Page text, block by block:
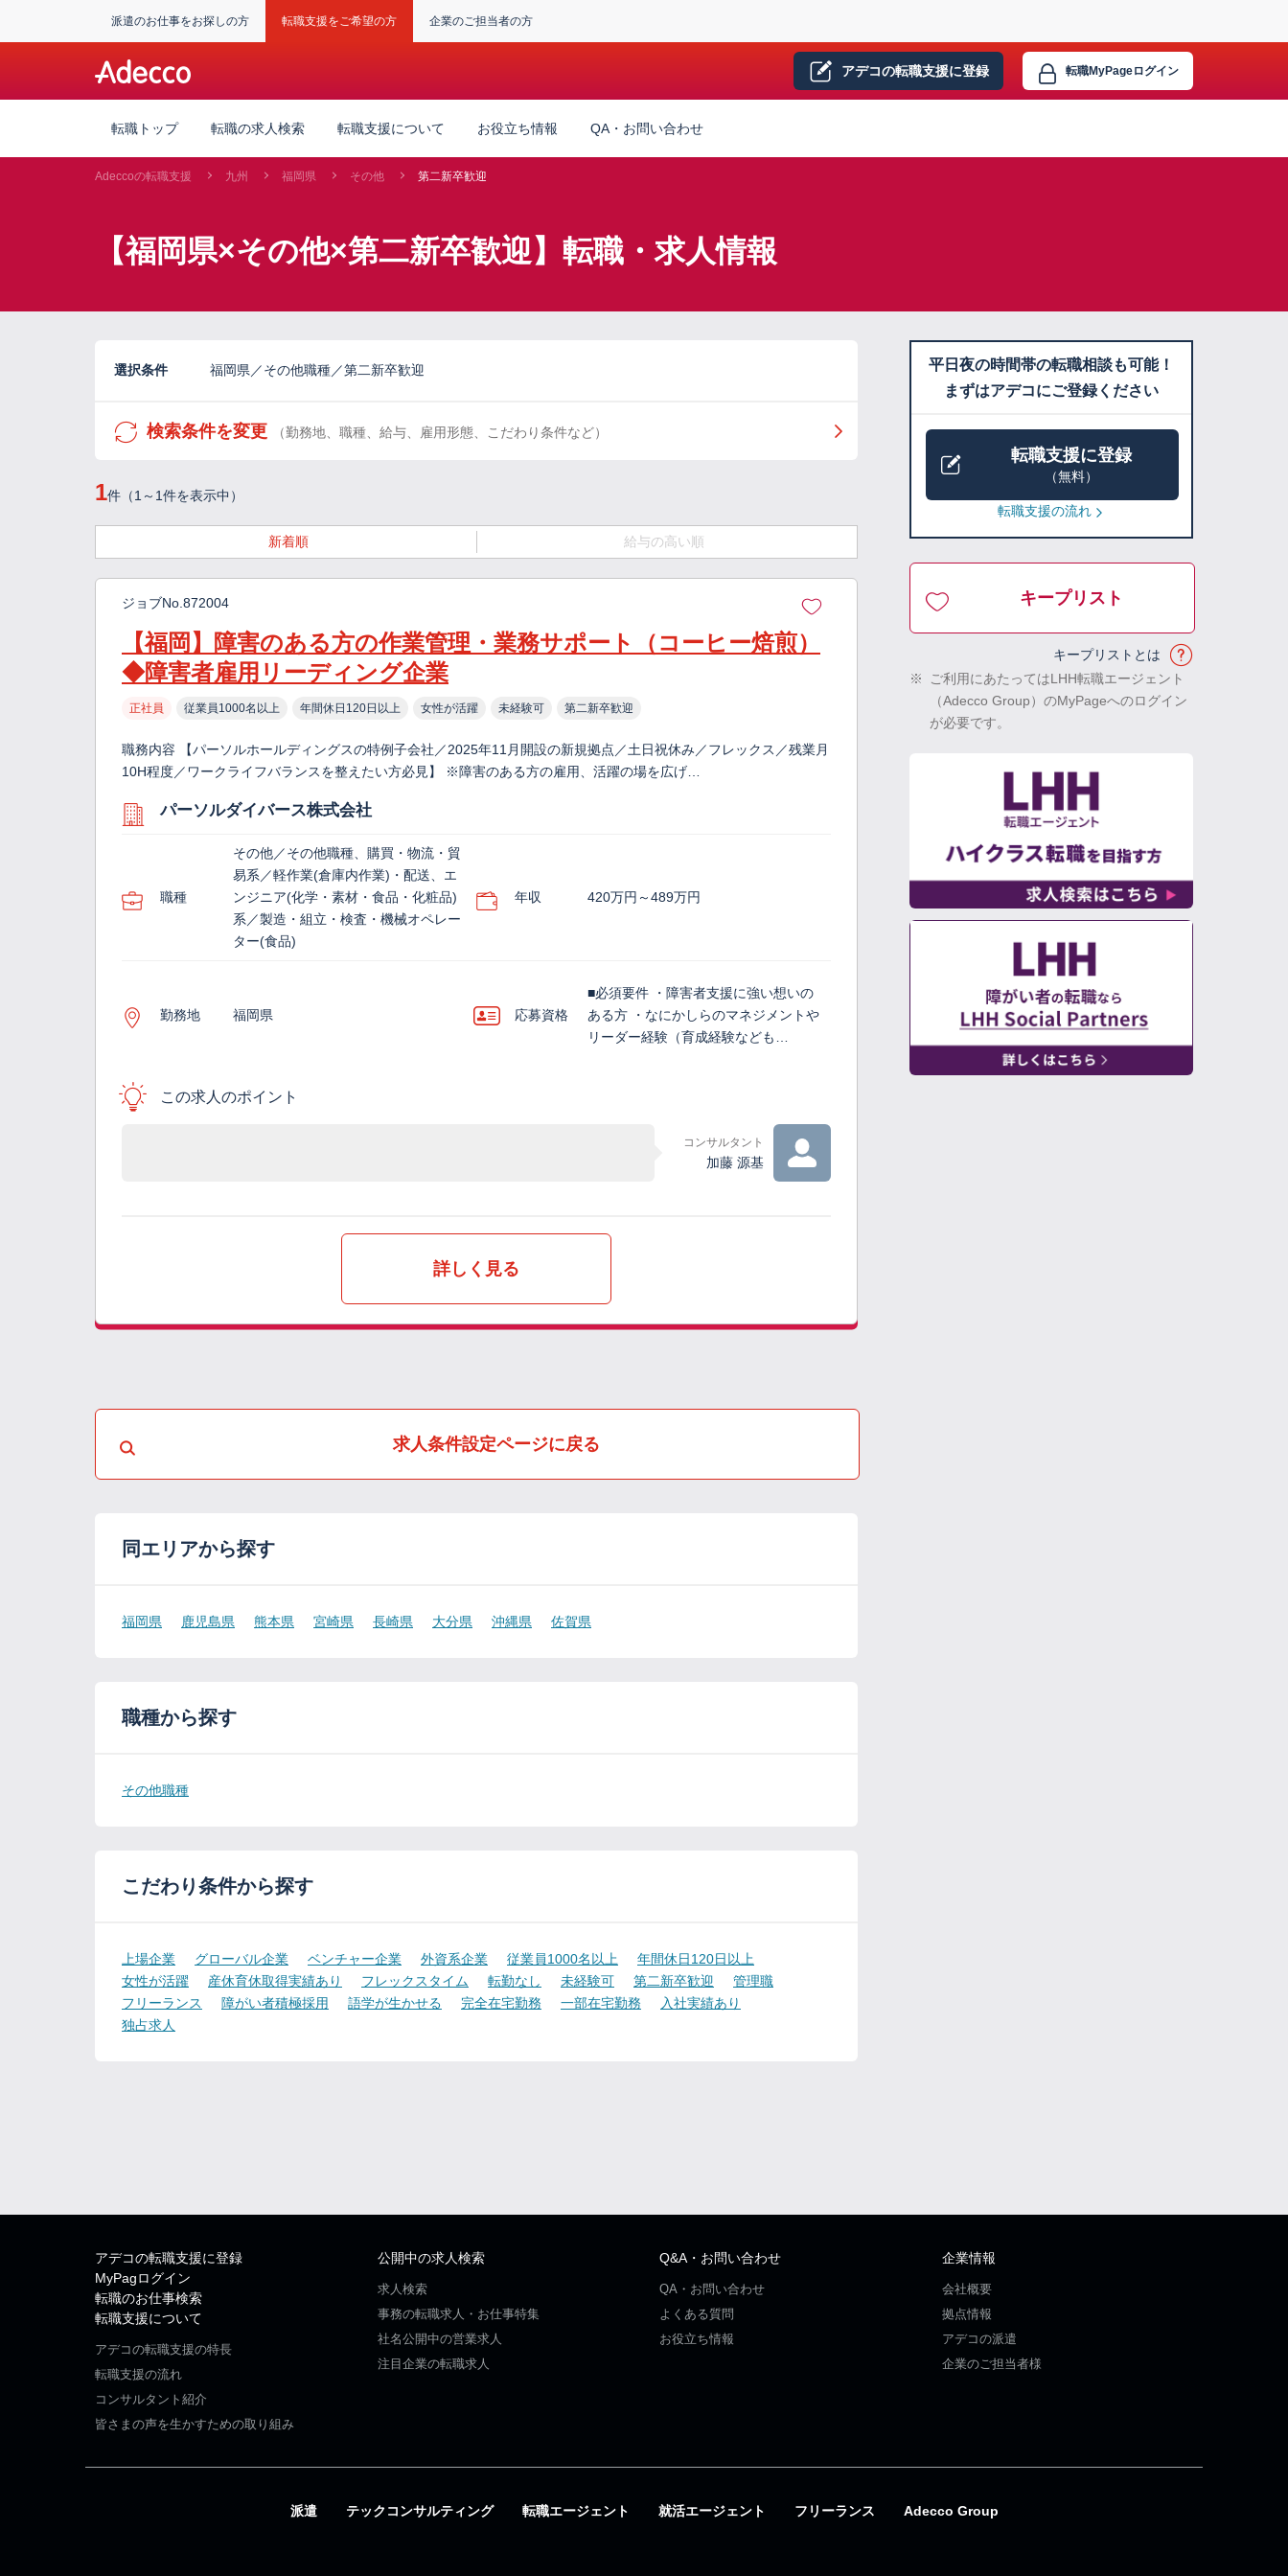
派遣のお仕事をお探しの方 転職支援をご希望の方 企業のご担当者の方
アデコの転職支援に登録 転職MyPageログイン
転職トップ 転職の求人検索 転職支援について お役立ち情報 QA・お問い合わせ
Adeccoの転職支援 九州 福岡県 その他 第二新卒歓迎
【福岡県×その他×第二新卒歓迎】転職・求人情報
選択条件 福岡県／その他職種／第二新卒歓迎
検索条件を変更 （勤務地、職種、給与、雇用形態、こだわり条件など）
1件（1～1件を表示中）
新着順 給与の高い順
ジョブNo.872004
【福岡】障害のある方の作業管理・業務サポート（コーヒー焙煎）
◆障害者雇用リーディング企業
正社員 従業員1000名以上 年間休日120日以上 女性が活躍 未経験可 第二新卒歓迎
職務内容 【パーソルホールディングスの特例子会社／2025年11月開設の新規拠点／土日祝休み／フレックス／残業月
10H程度／ワークライフバランスを整えたい方必見】 ※障害のある方の雇用、活躍の場を広げ…
パーソルダイバース株式会社
職種
その他／その他職種、購買・物流・貿
易系／軽作業(倉庫内作業)・配送、エ
ンジニア(化学・素材・食品・化粧品)
系／製造・組立・検査・機械オペレー
ター(食品)
年収 420万円～489万円
勤務地 福岡県 応募資格
■必須要件 ・障害者支援に強い想いの
ある方 ・なにかしらのマネジメントや
リーダー経験（育成経験なども…
この求人のポイント
コンサルタント
加藤 源基
詳しく見る
求人条件設定ページに戻る
同エリアから探す
福岡県 鹿児島県 熊本県 宮崎県 長崎県 大分県 沖縄県 佐賀県
職種から探す
その他職種
こだわり条件から探す
上場企業 グローバル企業 ベンチャー企業 外資系企業 従業員1000名以上
年間休日120日以上
女性が活躍
産休育休取得実績あり フレックスタイム 転勤なし 未経験可 第二新卒歓迎
管理職
フリーランス
障がい者積極採用 語学が生かせる 完全在宅勤務 一部在宅勤務
入社実績あり
独占求人
平日夜の時間帯の転職相談も可能！
まずはアデコにご登録ください
転職支援に登録
（無料）
転職支援の流れ
キープリスト
キープリストとは
※
ご利用にあたってはLHH転職エージェント
（Adecco Group）のMyPageへのログイン
が必要です。
アデコの転職支援に登録
MyPagログイン
転職のお仕事検索
転職支援について
アデコの転職支援の特長
転職支援の流れ
コンサルタント紹介
皆さまの声を生かすための取り組み
公開中の求人検索
求人検索
事務の転職求人・お仕事特集
社名公開中の営業求人
注目企業の転職求人
Q&A・お問い合わせ
QA・お問い合わせ
よくある質問
お役立ち情報
企業情報
会社概要
拠点情報
アデコの派遣
企業のご担当者様
派遣 テックコンサルティング 転職エージェント 就活エージェント フリーランス Adecco Group